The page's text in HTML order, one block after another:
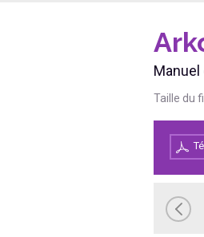
Taille du